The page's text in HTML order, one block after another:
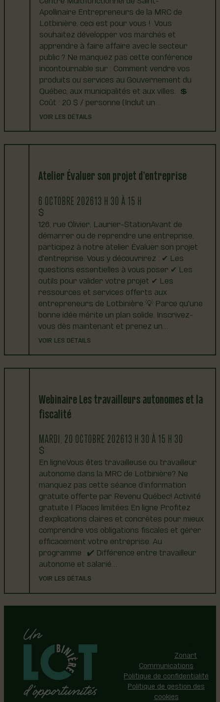
Apollinaire Entrepreneurs de la MRC de
Lotbinière, ceci est pour vous ! Vous
souhaitez développer vos marchés et
apprendre à faire affaire avec le secteur
public ? Ne manquez pas cette conférence
incontournable sur : Comment vendre vos
produits ou services au Gouvernement du
Québec, aux municipalités et aux villes. 💲
Coût : 20 $ / personne (Inclut un…
VOIR LES DÉTAILS
Atelier Évaluer son projet d’entreprise
6 OCTOBRE 202613 H 30 À 15 H
126, rue Olivier, Laurier-StationAvant de
démarrer ou de reprendre une entreprise,
participez à notre atelier Évaluer son projet
d'entreprise. Vous y découvrirez : ✔ Les
questions essentielles à vous poser ✔ Les
outils pour valider votre projet ✔ Les
ressources et services offerts aux
entrepreneurs de Lotbinière 💡 Parce qu'une
bonne idée mérite un plan solide. Inscrivez-
vous dès maintenant et prenez un…
VOIR LES DÉTAILS
Webinaire Les travailleurs autonomes et la
fiscalité
MARDI, 20 OCTOBRE 202613 H 30 À 15 H 30
En ligneVous êtes travailleuse ou travailleur
autonome dans la MRC de Lotbinière? Ne
manquez pas cette séance d’information
gratuite offerte par Revenu Québec! Activité
gratuite | Places limitées En ligne Profitez
d’explications claires et concrètes pour mieux
comprendre vos obligations fiscales et gérer
efficacement votre entreprise. Au
programme : ✔️ Différence entre travailleur
autonome et salarié…
VOIR LES DÉTAILS
Zonart
Communications
Politique de confidentialité
Politique de gestion des
cookies